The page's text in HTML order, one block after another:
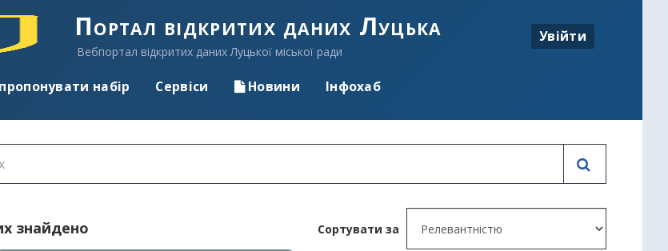
Портал відкритих даних Луцька
Вебпортал відкритих даних Луцької міської ради
Увійти
набір Сервіси Новини Інфохаб
Сортувати за
знайдено